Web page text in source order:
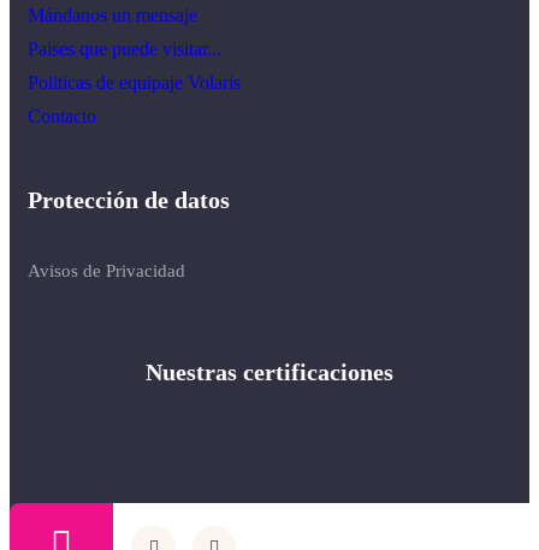
Mándanos un mensaje
Paises que puede visitar...
Politicas de equipaje Volaris
Contacto
Protección de datos
Avisos de Privacidad
Nuestras certificaciones